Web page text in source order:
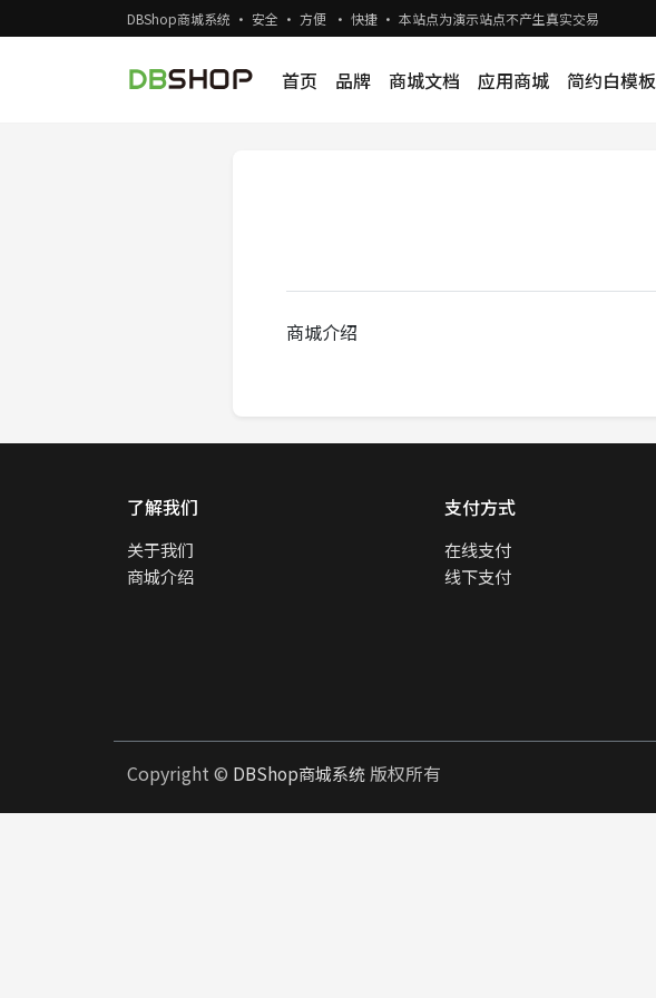
DBShop商城系统 · 安全 · 方便 · 快捷 · 本站点为演示站点不产生真实交易
首页 品牌 商城文档 应用商城 简约白模板
商城介绍
了解我们
关于我们
商城介绍
支付方式
在线支付
线下支付
Copyright © DBShop商城系统版权所有